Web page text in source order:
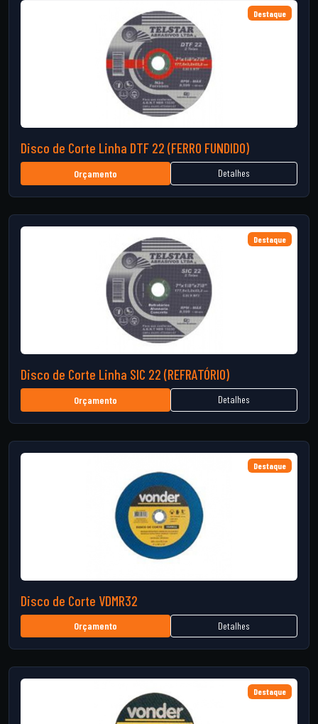
Destaque
Disco de Corte Linha DTF 22 (FERRO FUNDIDO)
Orçamento Detalhes
Destaque
Disco de Corte Linha SIC 22 (REFRATÓRIO)
Orçamento Detalhes
Destaque
Disco de Corte VDMR32
Orçamento Detalhes
Destaque